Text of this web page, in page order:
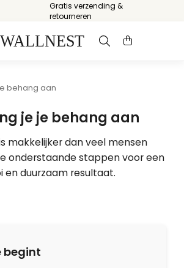
Gratis verzending &
retourneren
behang aan
je je behang aan
makkelijker dan veel mensen
onderstaande stappen voor een
en duurzaam resultaat.
begint